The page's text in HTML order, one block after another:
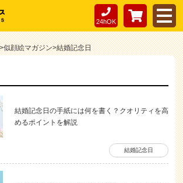
24hOK
>似顔絵マガジン>結婚記念日
結婚記念日の手紙には何を書く？クオリティを高
めるポイントを解説
結婚記念日